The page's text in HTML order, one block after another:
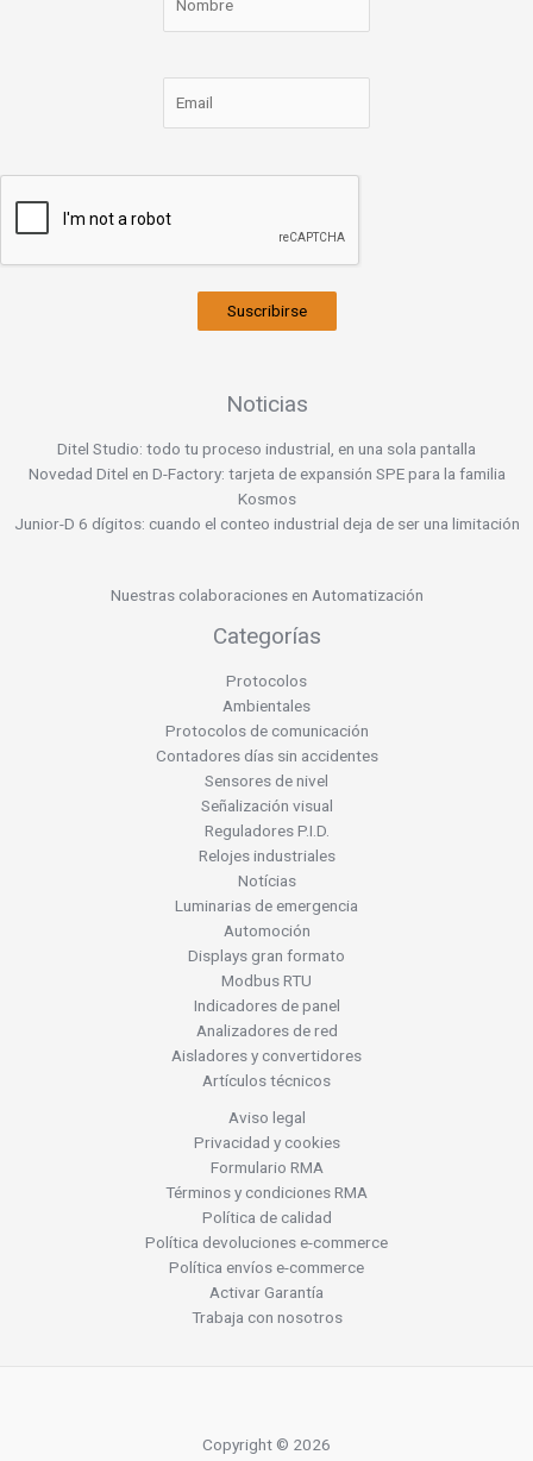
Suscribirse
Noticias
Ditel Studio: todo tu proceso industrial, en una sola pantalla
Novedad Ditel en D-Factory: tarjeta de expansión SPE para la familia
Kosmos
Junior-D 6 dígitos: cuando el conteo industrial deja de ser una limitación
Nuestras colaboraciones en Automatización
Categorías
Protocolos
Ambientales
Protocolos de comunicación
Contadores días sin accidentes
Sensores de nivel
Señalización visual
Reguladores P.I.D.
Relojes industriales
Notícias
Luminarias de emergencia
Automoción
Displays gran formato
Modbus RTU
Indicadores de panel
Analizadores de red
Aisladores y convertidores
Artículos técnicos
Aviso legal
Privacidad y cookies
Formulario RMA
Términos y condiciones RMA
Política de calidad
Política devoluciones e-commerce
Política envíos e-commerce
Activar Garantía
Trabaja con nosotros
Copyright © 2026